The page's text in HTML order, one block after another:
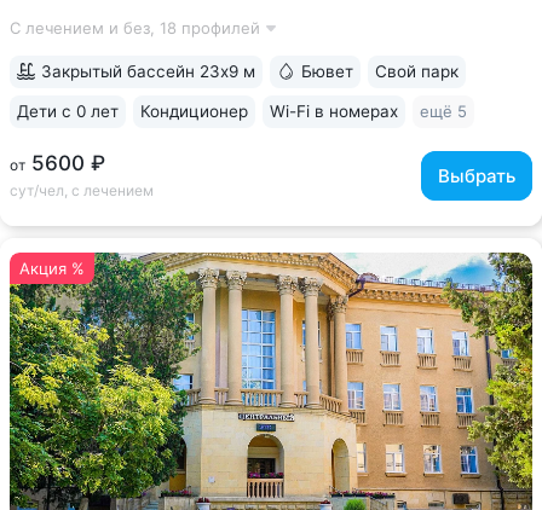
Собственная сеть терренкуров, проложенных по лесу
С лечением и без, 18 профилей
от 5600 ₽
сут/чел, с лечением
Выбрать
Закрытый бассейн 23х9 м Бювет Свой парк
Дети с 0 лет Кондиционер Wi-Fi в номерах ещё 5
Акция %